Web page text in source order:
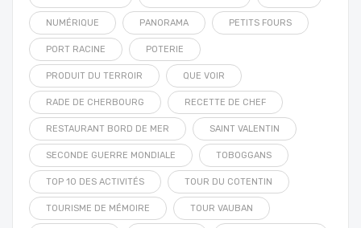
NUMÉRIQUE PANORAMA PETITS FOURS
PORT RACINE POTERIE
PRODUIT DU TERROIR QUE VOIR
RADE DE CHERBOURG RECETTE DE CHEF
RESTAURANT BORD DE MER SAINT VALENTIN
SECONDE GUERRE MONDIALE TOBOGGANS
TOP 10 DES ACTIVITÉS TOUR DU COTENTIN
TOURISME DE MÉMOIRE TOUR VAUBAN